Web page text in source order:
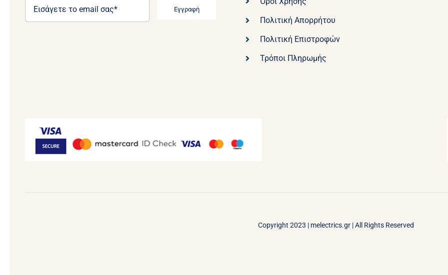
Εγγραφή
Πολιτική Απορρήτου
Πολιτική Επιστροφών
Τρόποι Πληρωμής
Copyright 2023 | melectrics.gr | All Rights Reserved